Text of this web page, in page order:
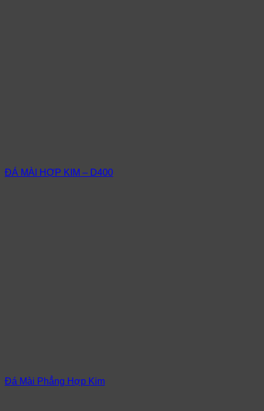
ĐÁ MÀI HỢP KIM – D400
Đá Mài Phẳng Hợp Kim